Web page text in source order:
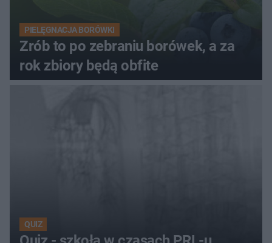
PIELĘGNACJA BORÓWKI
Zrób to po zebraniu borówek, a za
rok zbiory będą obfite
QUIZ